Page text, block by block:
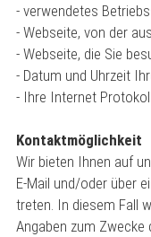
- verwendetes
- Webseite, von der
- Webseite, die Sie
- Datum und Uhrzeit
- Ihre Internet
Kontaktmöglichkeit
Wir bieten Ihnen auf
E-Mail und/oder über
treten. In diesem Fall
Angaben zum Zwecke